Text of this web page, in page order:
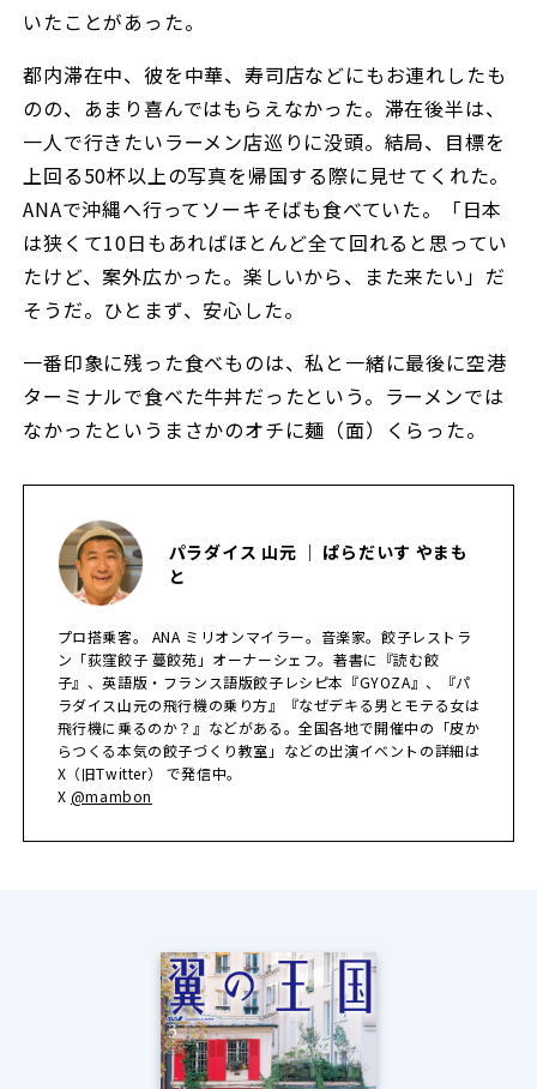
いたことがあった。
都内滞在中、彼を中華、寿司店などにもお連れしたも
のの、あまり喜んではもらえなかった。滞在後半は、
一人で行きたいラーメン店巡りに没頭。結局、目標を
上回る50杯以上の写真を帰国する際に見せてくれた。
ANAで沖縄へ行ってソーキそばも食べていた。「日本
は狭くて10日もあればほとんど全て回れると思ってい
たけど、案外広かった。楽しいから、また来たい」だ
そうだ。ひとまず、安心した。
一番印象に残った食べものは、私と一緒に最後に空港
ターミナルで食べた牛丼だったという。ラーメンでは
なかったというまさかのオチに麺（面）くらった。
パラダイス 山元 ｜ ぱらだいす やまも
と
プロ搭乗客。 ANA ミリオンマイラー。音楽家。餃子レストラ
ン「荻窪餃子 蔓餃苑」オーナーシェフ。著書に『読む餃
子』、英語版・フランス語版餃子レシピ本『GYOZA』、『パ
ラダイス山元の飛行機の乗り方』『なぜデキる男とモテる女は
飛行機に乗るのか？』などがある。全国各地で開催中の「皮か
らつくる本気の餃子づくり教室」などの出演イベントの詳細は
X（旧Twitter） で発信中。
X @mambon